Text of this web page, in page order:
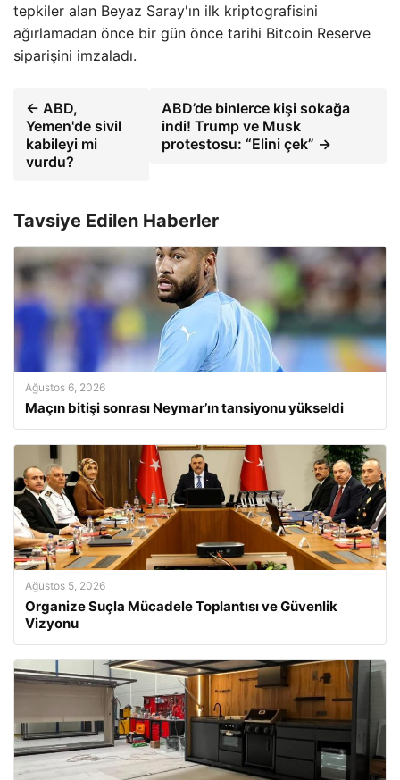
tepkiler alan Beyaz Saray'ın ilk kriptografisini
ağırlamadan önce bir gün önce tarihi Bitcoin Reserve
siparişini imzaladı.
← ABD,
Yemen'de sivil
kabileyi mi
vurdu?
ABD’de binlerce kişi sokağa
indi! Trump ve Musk
protestosu: “Elini çek” →
Tavsiye Edilen Haberler
Ağustos 6, 2026
Maçın bitişi sonrası Neymar’ın tansiyonu yükseldi
Ağustos 5, 2026
Organize Suçla Mücadele Toplantısı ve Güvenlik
Vizyonu